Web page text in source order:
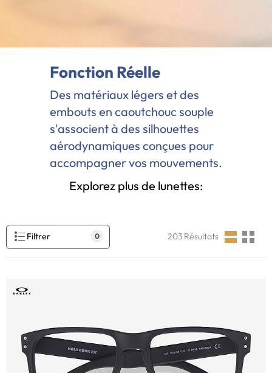
Fonction Réelle
Des matériaux légers et des
embouts en caoutchouc souple
s'associent à des silhouettes
aérodynamiques conçues pour
accompagner vos mouvements.
Explorez plus de lunettes:
Filtrer 0 203 Résultats